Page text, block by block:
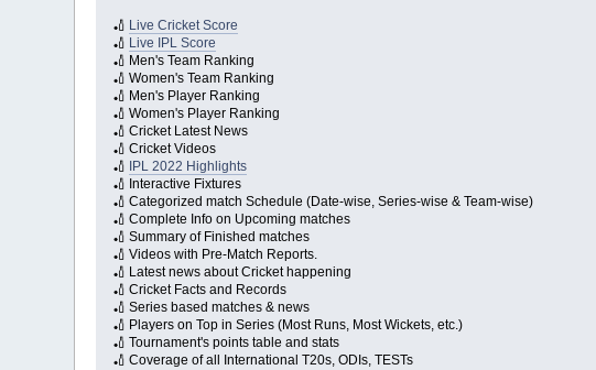
🏏 Live Cricket Score
🏏 Live IPL Score
🏏 Men's Team Ranking
🏏 Women's Team Ranking
🏏 Men's Player Ranking
🏏 Women's Player Ranking
🏏 Cricket Latest News
🏏 Cricket Videos
🏏
IPL 2022 Highlights
🏏 Interactive Fixtures
🏏 Categorized match Schedule (Date-wise, Series-wise & Team-wise)
🏏 Complete Info on Upcoming matches
🏏 Summary of Finished matches
🏏 Videos with Pre-Match Reports.
🏏 Latest news about Cricket happening
🏏 Cricket Facts and Records
🏏 Series based matches & news
🏏 Players on Top in Series (Most Runs, Most Wickets, etc.)
🏏 Tournament's points table and stats
🏏 Coverage of all International T20s, ODIs, TESTs